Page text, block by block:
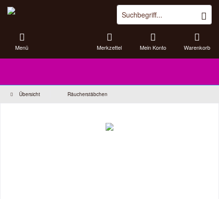
Menü Warenkorb
Merkzettel Mein Konto
Übersicht Räucherstäbchen